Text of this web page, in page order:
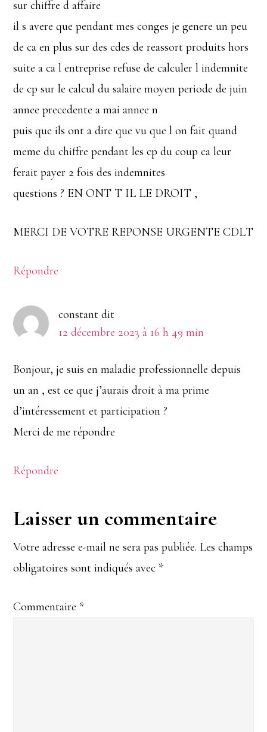
sur chiffre d affaire
il s avere que pendant mes conges je genere un peu
de ca en plus sur des cdes de reassort produits hors
suite a ca l entreprise refuse de calculer l indemnite
de cp sur le calcul du salaire moyen periode de juin
annee precedente a mai annee n
puis que ils ont a dire que vu que l on fait quand
meme du chiffre pendant les cp du coup ca leur
ferait payer 2 fois des indemnites
questions ? EN ONT T IL LE DROIT ,
MERCI DE VOTRE REPONSE URGENTE CDLT
Répondre
constant dit
12 décembre 2023 à 16 h 49 min
Bonjour, je suis en maladie professionnelle depuis
un an , est ce que j’aurais droit à ma prime
d’intéressement et participation ?
Merci de me répondre
Répondre
Laisser un commentaire
Votre adresse e-mail ne sera pas publiée. Les champs
obligatoires sont indiqués avec *
Commentaire *